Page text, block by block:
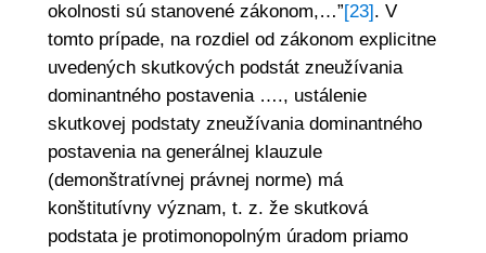
okolnosti sú stanovené zákonom,…”[23]. V
tomto prípade, na rozdiel od zákonom explicitne
uvedených skutkových podstát zneužívania
dominantného postavenia …., ustálenie
skutkovej podstaty zneužívania dominantného
postavenia na generálnej klauzule
(demonštratívnej právnej norme) má
konštitutívny význam, t. z. že skutková
podstata je protimonopolným úradom priamo